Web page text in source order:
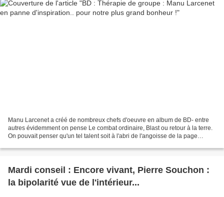
Manu Larcenet a créé de nombreux chefs d'oeuvre en album de BD- entre
autres évidemment on pense Le combat ordinaire, Blast ou retour à la terre.
On pouvait penser qu'un tel talent soit à l'abri de l'angoisse de la page
Mardi conseil : Encore vivant, Pierre Souchon :
la bipolarité vue de l'intérieur...